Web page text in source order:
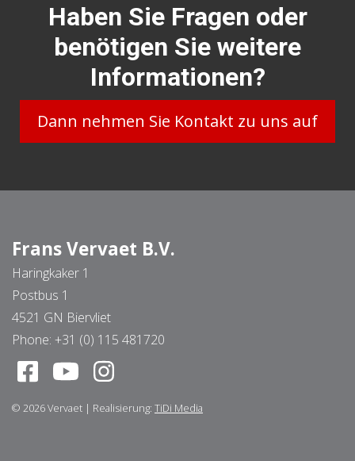
Haben Sie Fragen oder
benötigen Sie weitere
Informationen?
Dann nehmen Sie Kontakt zu uns auf
Frans Vervaet B.V.
Haringkaker 1
Postbus 1
4521 GN Biervliet
Phone: +31 (0) 115 481720
© 2026Vervaet | Realisierung: TiDi Media